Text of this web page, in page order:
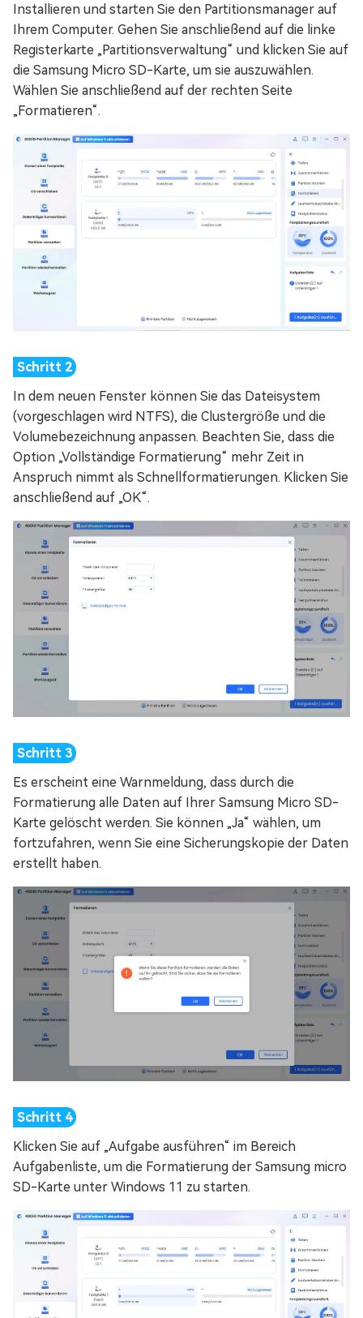
Installieren und starten Sie den Partitionsmanager auf
Ihrem Computer. Gehen Sie anschließend auf die linke
Registerkarte „Partitionsverwaltung“ und klicken Sie auf
die Samsung Micro SD-Karte, um sie auszuwählen.
Wählen Sie anschließend auf der rechten Seite
„Formatieren“.
In dem neuen Fenster können Sie das Dateisystem
(vorgeschlagen wird NTFS), die Clustergröße und die
Volumebezeichnung anpassen. Beachten Sie, dass die
Option „Vollständige Formatierung“ mehr Zeit in
Anspruch nimmt als Schnellformatierungen. Klicken Sie
anschließend auf „OK“.
Es erscheint eine Warnmeldung, dass durch die
Formatierung alle Daten auf Ihrer Samsung Micro SD-
Karte gelöscht werden. Sie können „Ja“ wählen, um
fortzufahren, wenn Sie eine Sicherungskopie der Daten
erstellt haben.
Klicken Sie auf „Aufgabe ausführen“ im Bereich
Aufgabenliste, um die Formatierung der Samsung micro
SD-Karte unter Windows 11 zu starten.